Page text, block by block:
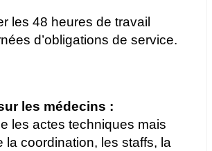
les 48 heures de travail
d’obligations de service.
les médecins :
les actes techniques mais
coordination, les staffs, la